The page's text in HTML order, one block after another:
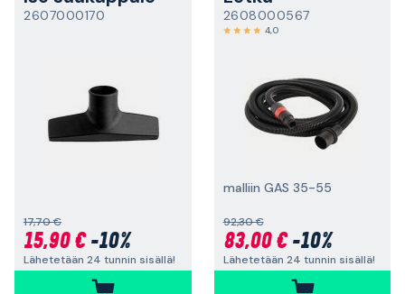
2607000170
17,70 €
15,90 €-10%
Lähetetään 24 tunnin sisällä!
2608000567
4,0
malliin GAS 35-55
92,30 €
83,00 €-10%
Lähetetään 24 tunnin sisällä!